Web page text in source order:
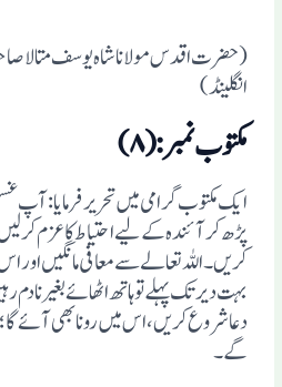
انگلینڈ)
مکتوب نمبر:(۸)
ایک مکتوب گرامی میں تحریرفرمایا: آپ
پڑھ کر آئندہ کے لیے احتیاط کا عزم
کریں۔ اللہ تعالے سے معافی مانگیں اور
بہت دیر تک پہلے تو ہاتھ اٹھائے بغیر
دعا شروع کریں، اس میں رونا بھی آئے
گے۔